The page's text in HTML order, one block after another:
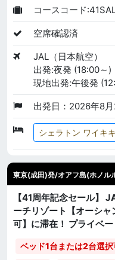
コースコード
空席確認済
JAL（日本航空）
出発:夜発 (18:00～)
現地出発:午後発
出発日：2026年8
シェラトン ワイキ
東京(成田)発/オアフ島(ホノル
【41周年記念セール】
ーチリゾート【オーシ
可】に滞在！ プライベ
ベッド1台または2台選択